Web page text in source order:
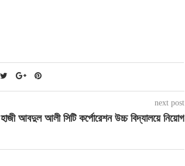
next post
হাজী আবদুল আলী সিটি কর্পোরেশন উচ্চ বিদ্যালয়ে নিয়োগ